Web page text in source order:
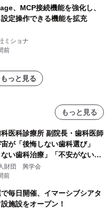
、MCP接続機能を強化し、
定操作できる機能を拡充
ミショナ
前
っと見る
もっと見る
医科診療所 副院長・歯科医師
が「後悔しない歯科選び」
ない歯科治療」「不安がない治
をテーマに専門監修
財団 興学会
前
毎日開催、イマーシブシアタ
施設をオープン！